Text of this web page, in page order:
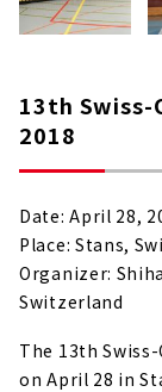
13th Swiss-
2018
Date: April 28,
Place: Stans,
Organizer:
Switzerland
The 13th
on April 28 in